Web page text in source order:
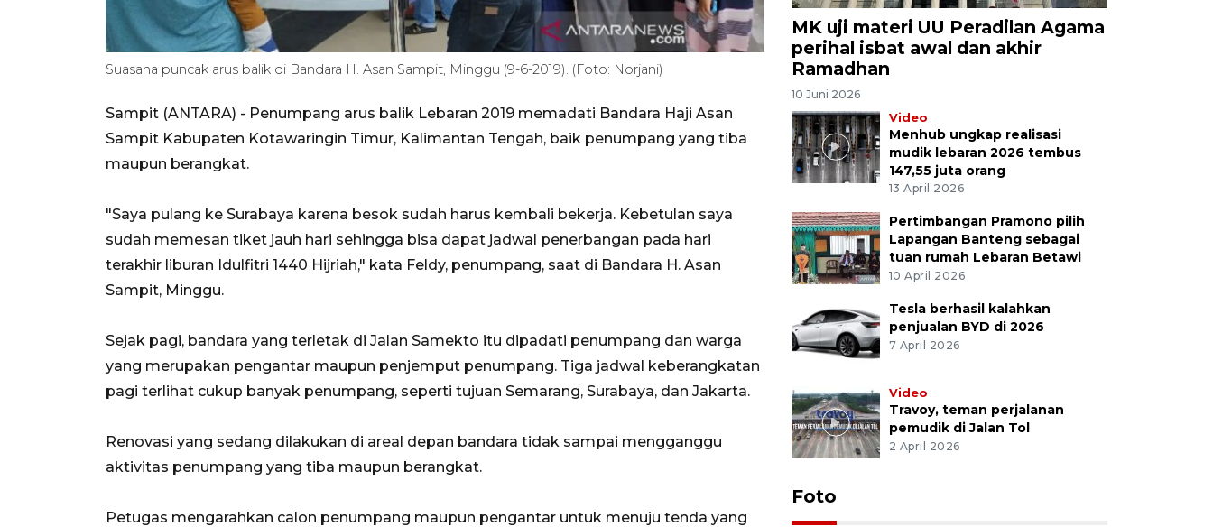
Suasana puncak arus balik di Bandara H. Asan Sampit, Minggu (9-6-2019). (Foto: Norjani)
Sampit (ANTARA) - Penumpang arus balik Lebaran 2019 memadati Bandara Haji Asan
Sampit Kabupaten Kotawaringin Timur, Kalimantan Tengah, baik penumpang yang tiba
maupun berangkat.
"Saya pulang ke Surabaya karena besok sudah harus kembali bekerja. Kebetulan saya
sudah memesan tiket jauh hari sehingga bisa dapat jadwal penerbangan pada hari
terakhir liburan Idulfitri 1440 Hijriah," kata Feldy, penumpang, saat di Bandara H. Asan
Sampit, Minggu.
Sejak pagi, bandara yang terletak di Jalan Samekto itu dipadati penumpang dan warga
yang merupakan pengantar maupun penjemput penumpang. Tiga jadwal keberangkatan
pagi terlihat cukup banyak penumpang, seperti tujuan Semarang, Surabaya, dan Jakarta.
Renovasi yang sedang dilakukan di areal depan bandara tidak sampai mengganggu
aktivitas penumpang yang tiba maupun berangkat.
Petugas mengarahkan calon penumpang maupun pengantar untuk menuju tenda yang
MK uji materi UU Peradilan Agama
perihal isbat awal dan akhir
Ramadhan
10 Juni 2026
Video
Menhub ungkap realisasi
mudik lebaran 2026 tembus
147,55 juta orang
13 April 2026
Pertimbangan Pramono pilih
Lapangan Banteng sebagai
tuan rumah Lebaran Betawi
10 April 2026
Tesla berhasil kalahkan
penjualan BYD di 2026
7 April 2026
Video
Travoy, teman perjalanan
pemudik di Jalan Tol
2 April 2026
Foto